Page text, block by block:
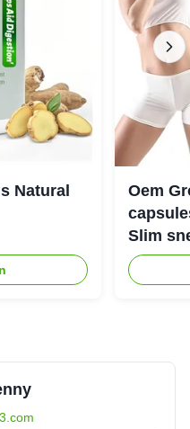
Natural
Oem
Slim